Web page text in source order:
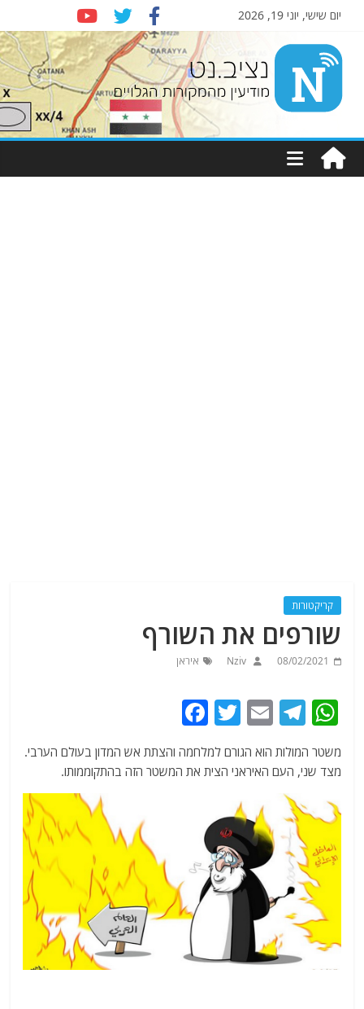
יום שישי, יוני 19, 2026
Nziv.net
מודיעין
מהמקורות
קריקטורות
שורפים את השורף
08/02/2021
Nziv איראן
W
at
A
p
p
T
e
ra
m
E
ai
T
w
itt
c
o
k
משטר המולות הוא הגורם למלחמה והצתת אש המדון בעולם הערבי.
מצד שני, העם האיראני הצית את המשטר הזה בהתקוממותו.